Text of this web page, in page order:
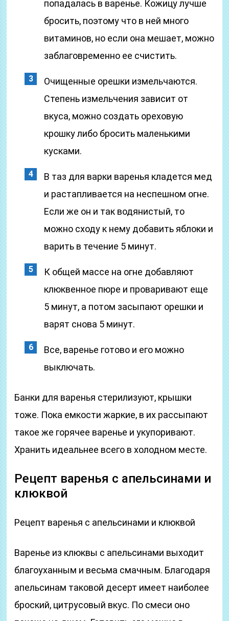
попадалась в варенье. Кожицу лучше
бросить, поэтому что в ней много
витаминов, но если она мешает, можно
заблаговременно ее счистить.
Очищенные орешки измельчаются.
Степень измельчения зависит от
вкуса, можно создать ореховую
крошку либо бросить маленькими
кусками.
В таз для варки варенья кладется мед
и растапливается на неспешном огне.
Если же он и так водянистый, то
можно сходу к нему добавить яблоки и
варить в течение 5 минут.
К общей массе на огне добавляют
клюквенное пюре и проваривают еще
5 минут, а потом засыпают орешки и
варят снова 5 минут.
Все, варенье готово и его можно
выключать.
Банки для варенья стерилизуют, крышки
тоже. Пока емкости жаркие, в их рассыпают
такое же горячее варенье и укупоривают.
Хранить идеальнее всего в холодном месте.
Рецепт варенья с апельсинами и
клюквой
Рецепт варенья с апельсинами и клюквой
Варенье из клюквы с апельсинами выходит
благоуханным и весьма смачным. Благодаря
апельсинам таковой десерт имеет наиболее
броский, цитрусовый вкус. По смеси оно